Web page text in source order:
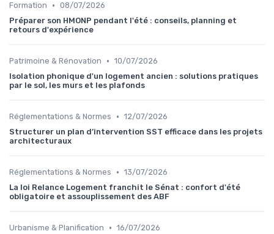
Formation • 08/07/2026
Préparer son HMONP pendant l'été : conseils, planning et
retours d'expérience
Patrimoine & Rénovation • 10/07/2026
Isolation phonique d'un logement ancien : solutions pratiques
par le sol, les murs et les plafonds
Réglementations & Normes • 12/07/2026
Structurer un plan d’intervention SST efficace dans les projets
architecturaux
Réglementations & Normes • 13/07/2026
La loi Relance Logement franchit le Sénat : confort d'été
obligatoire et assouplissement des ABF
Urbanisme & Planification • 16/07/2026